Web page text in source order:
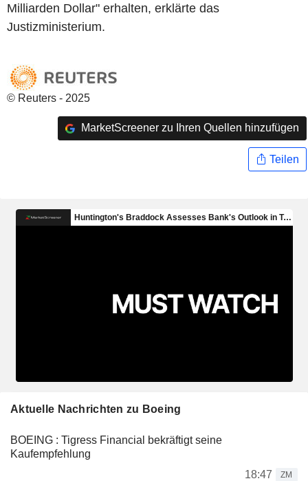
Milliarden Dollar" erhalten, erklärte das
Justizministerium.
© Reuters - 2025
MarketScreener zu Ihren Quellen hinzufügen
Teilen
Aktuelle Nachrichten zu Boeing
BOEING : Tigress Financial bekräftigt seine
Kaufempfehlung
18:47
ZM